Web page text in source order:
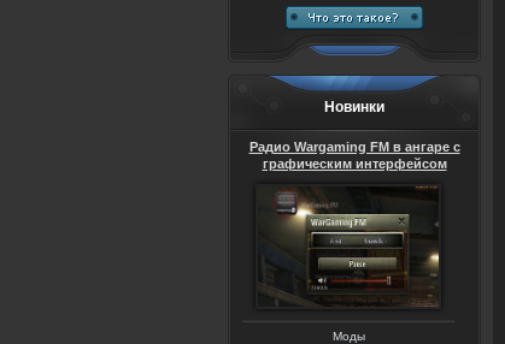
Новинки
Радио Wargaming FM в ангаре с
графическим интерфейсом
Моды